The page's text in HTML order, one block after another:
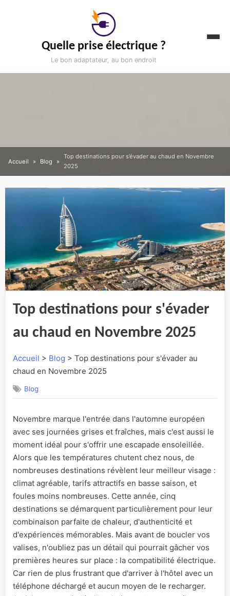
Quelle prise électrique ?
Le bon adaptateur, au bon endroit
Accueil Blog
Top destinations pour s’évader au chaud en Novembre
2025
Top destinations pour s'évader
au chaud en Novembre 2025
Accueil > Blog > Top destinations pour s'évader au
chaud en Novembre 2025
Blog
Novembre marque l'entrée dans l'automne européen
avec ses journées grises et fraîches, mais c'est aussi le
moment idéal pour s'offrir une escapade ensoleillée.
Alors que les températures chutent chez nous, de
nombreuses destinations révèlent leur meilleur visage :
climat agréable, tarifs attractifs en basse saison, et
foules moins nombreuses. Cette année, cinq
destinations se démarquent particulièrement pour leur
combinaison parfaite de chaleur, d'authenticité et
d'expériences mémorables. Mais avant de boucler vos
valises, n'oubliez pas un détail qui pourrait gâcher vos
premières heures sur place : la compatibilité électrique.
Car rien de plus frustrant que d'arriver à l'hôtel avec un
téléphone déchargé et aucun moyen de le recharger.